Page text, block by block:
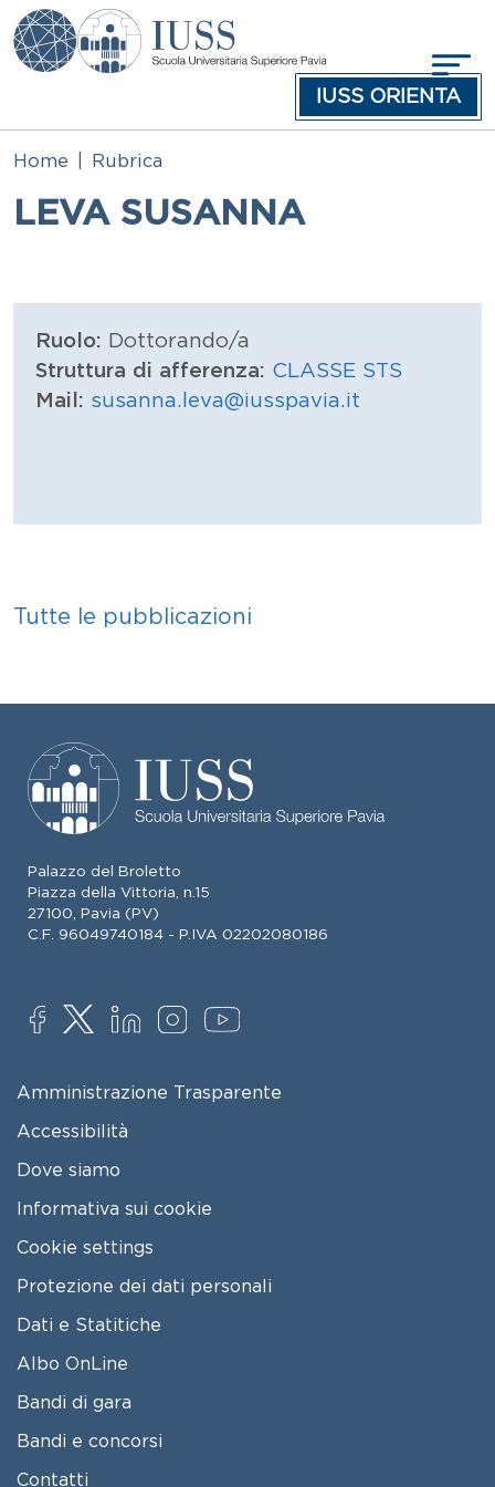
Salta al contenuto principale
IUSS ORIENTA
Home Rubrica
LEVA SUSANNA
Ruolo: Dottorando/a
Struttura di afferenza: CLASSE STS
Mail: susanna.leva@iusspavia.it
Tutte le pubblicazioni
Palazzo del Broletto
Piazza della Vittoria, n.15
27100, Pavia (PV)
C.F. 96049740184 - P.IVA 02202080186
SOCIAL
FOOTER MENU
Amministrazione Trasparente
Accessibilità
Dove siamo
Informativa sui cookie
Cookie settings
Protezione dei dati personali
Dati e Statitiche
FOOTER 2
Albo OnLine
Bandi di gara
Bandi e concorsi
Contatti